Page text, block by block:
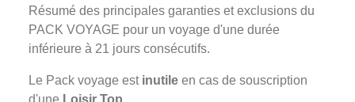
Résumé des principales garanties et exclusions du
PACK VOYAGE pour un voyage d'une durée
inférieure à 21 jours consécutifs.
Le Pack voyage est inutile en cas de souscription
d'une Loisir Top